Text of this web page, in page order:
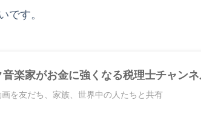
です。
音楽家がお金に強くなる税理士チャン
を友だち、家族、世界中の人たちと共有